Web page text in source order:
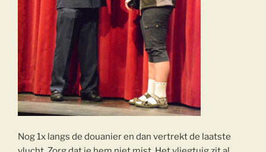
Nog 1x langs de douanier en dan vertrekt de laatste